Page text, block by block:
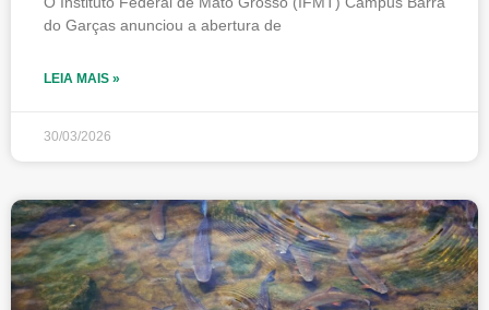
do Garças anunciou a abertura de
LEIA MAIS »
30/03/2026